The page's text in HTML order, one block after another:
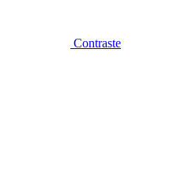
Contraste